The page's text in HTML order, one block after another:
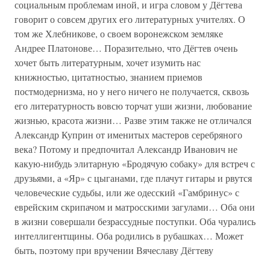
социальным проблемам иной, и игра словом у Дёгтева
говорит о совсем других его литературных учителях. О
том же Хлебникове, о своем воронежском земляке
Андрее Платонове… Поразительно, что Дёгтев очень
хочет быть литературным, хочет изумить нас
книжностью, цитатностью, знанием приемов
постмодернизма, но у него ничего не получается, сквозь
его литературность вовсю торчат уши жизни, любование
жизнью, красота жизни… Разве этим также не отличался
Александр Куприн от именитых мастеров серебряного
века? Потому и предпочитал Александр Иванович не
какую-нибудь элитарную «Бродячую собаку» для встреч с
друзьями, а «Яр» с цыганами, где плачут гитары и рвутся
человеческие судьбы, или же одесский «Гамбринус» с
еврейским скрипачом и матросскими загулами… Оба они
в жизни совершали безрассудные поступки. Оба чурались
интеллигентщины. Оба родились в рубашках… Может
быть, поэтому при вручении Вячеславу Дёгтеву